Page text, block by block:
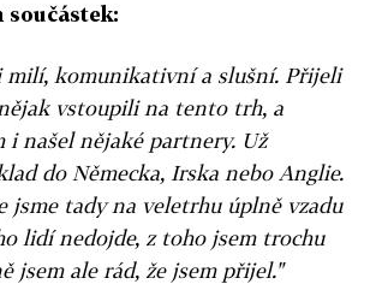
milí, komunikativní a slušní. Přijeli
vstoupili na tento trh, a
i našel nějaké partnery. Už
do Německa, Irska nebo Anglie.
jsme tady na veletrhu úplně vzadu
lidí nedojde, z toho jsem trochu
jsem ale rád, že jsem přijel."